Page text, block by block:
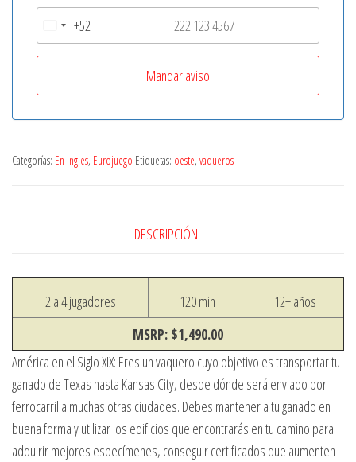
e
i
c
+
+52
Categorías: En ingles, Eurojuego Etiquetas: oeste, vaqueros
DESCRIPCIÓN
2 a 4 jugadores 120 min
12+ años
MSRP: $1,490.00
América en el Siglo XIX: Eres un vaquero cuyo objetivo es transportar tu
ganado de Texas hasta Kansas City, desde dónde será enviado por
ferrocarril a muchas otras ciudades. Debes mantener a tu ganado en
buena forma y utilizar los edificios que encontrarás en tu camino para
adquirir mejores especímenes, conseguir certificados que aumenten